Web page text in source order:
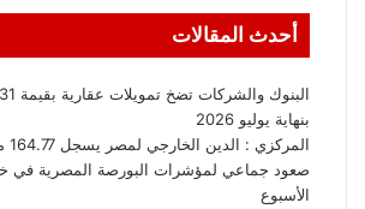
أحدث المقالات
بنهاية يوليو 2026
المركزي : الدين الخارجي لمصر يسجل 164.77 مليار دولار
صعود جماعي لمؤشرات البورصة المصرية في
الأسبوع